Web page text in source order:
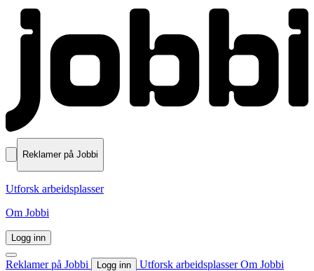
Reklamer på Jobbi
Utforsk arbeidsplasser
Om Jobbi
Logg inn
Reklamer på Jobbi Logg inn Utforsk arbeidsplasserOm Jobbi